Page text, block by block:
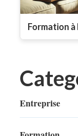
Formation à
Entreprise